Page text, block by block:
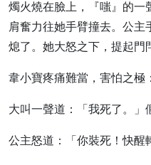
燭火燒在臉上，『嗤』的一
肩奮力往她手臂撞去。公
熄了。她大怒之下，提起門
韋小寶疼痛難當，害怕之極
大叫一聲道：「我死了。」
公主怒道：「你裝死！快醒